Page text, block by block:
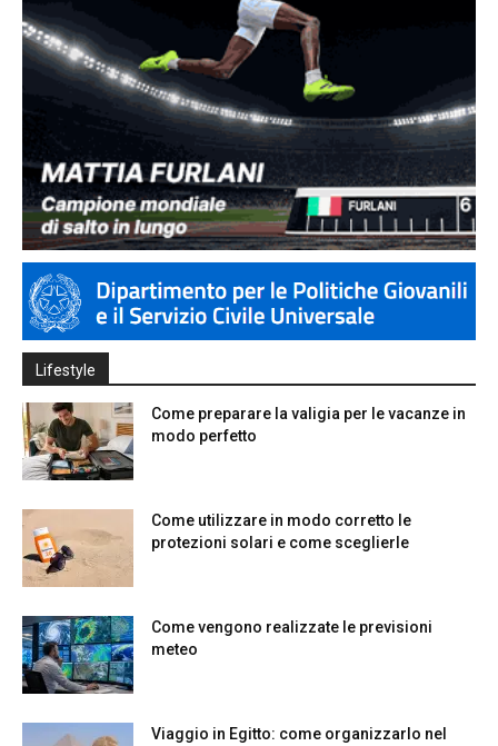
Lifestyle
Come preparare la valigia per le vacanze in
modo perfetto
Come utilizzare in modo corretto le
protezioni solari e come sceglierle
Come vengono realizzate le previsioni
meteo
Viaggio in Egitto: come organizzarlo nel